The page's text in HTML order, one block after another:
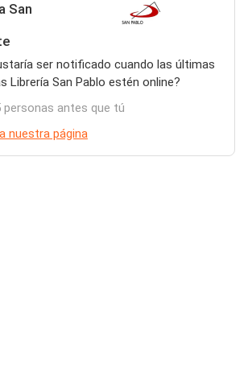
San
ser notificado cuando las últimas
Librería San Pablo estén online?
personas antes que tú
nuestra página